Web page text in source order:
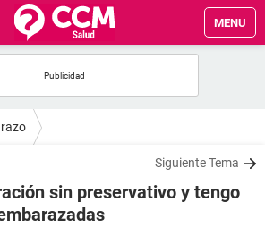
MENU
Siguiente Tema
sin preservativo y tengo